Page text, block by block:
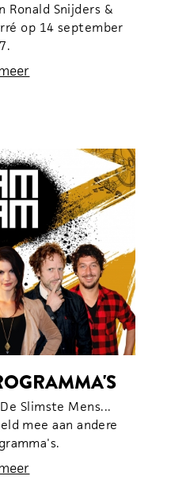
Ronald Snijders &
op 14 september
Slimste Mens...
mee aan andere